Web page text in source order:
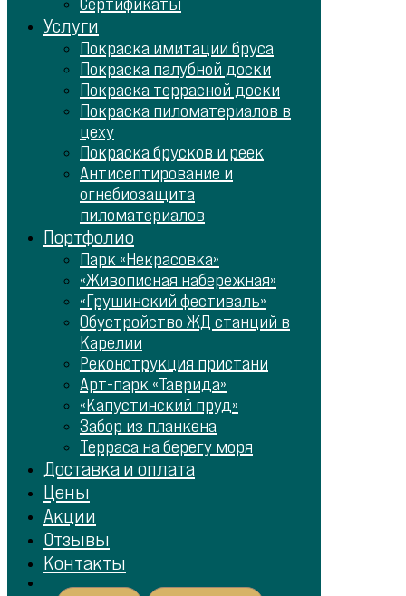
Услуги
Покраска имитации бруса
Покраска палубной доски
Покраска террасной доски
Покраска пиломатериалов в
цеху
Покраска брусков и реек
Антисептирование и
огнебиозащита
пиломатериалов
Портфолио
Парк «Некрасовка»
«Живописная набережная»
«Грушинский фестиваль»
Обустройство ЖД станций в
Карелии
Реконструкция пристани
Арт-парк «Таврида»
«Капустинский пруд»
Забор из планкена
Терраса на берегу моря
Доставка и оплата
Цены
Акции
Отзывы
Контакты